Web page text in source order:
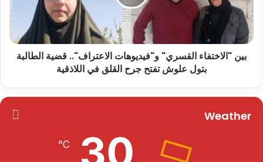
بين "الاختفاء القسري" و"فيديوهات الاعتراف".. قضية الطالبة
بتول علوش تفتح جرح القلق في اللاذقية
Weather
℃